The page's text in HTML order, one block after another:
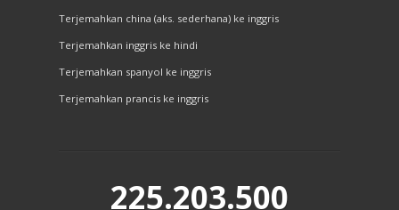
Terjemahkan china (aks. sederhana) ke inggris
Terjemahkan inggris ke hindi
Terjemahkan spanyol ke inggris
Terjemahkan prancis ke inggris
225.203.500